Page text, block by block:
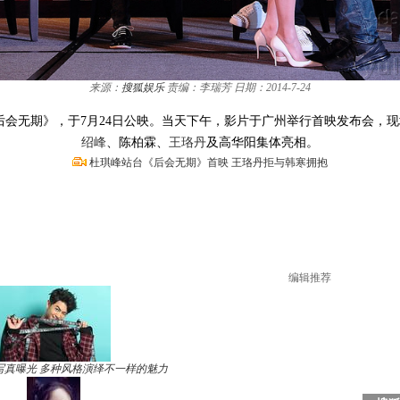
来源： 搜狐娱乐 责编：李瑞芳 日期：2014-7-24
无期》，于7月24日公映。当天下午，影片于广州举行首映发布会，
绍峰、陈柏霖、 王珞丹及高华阳集体亮相。
杜琪峰站台《后会无期》首映 王珞丹拒与韩寒拥抱
编辑推荐
真曝光 多种风格演绎不一样的魅力